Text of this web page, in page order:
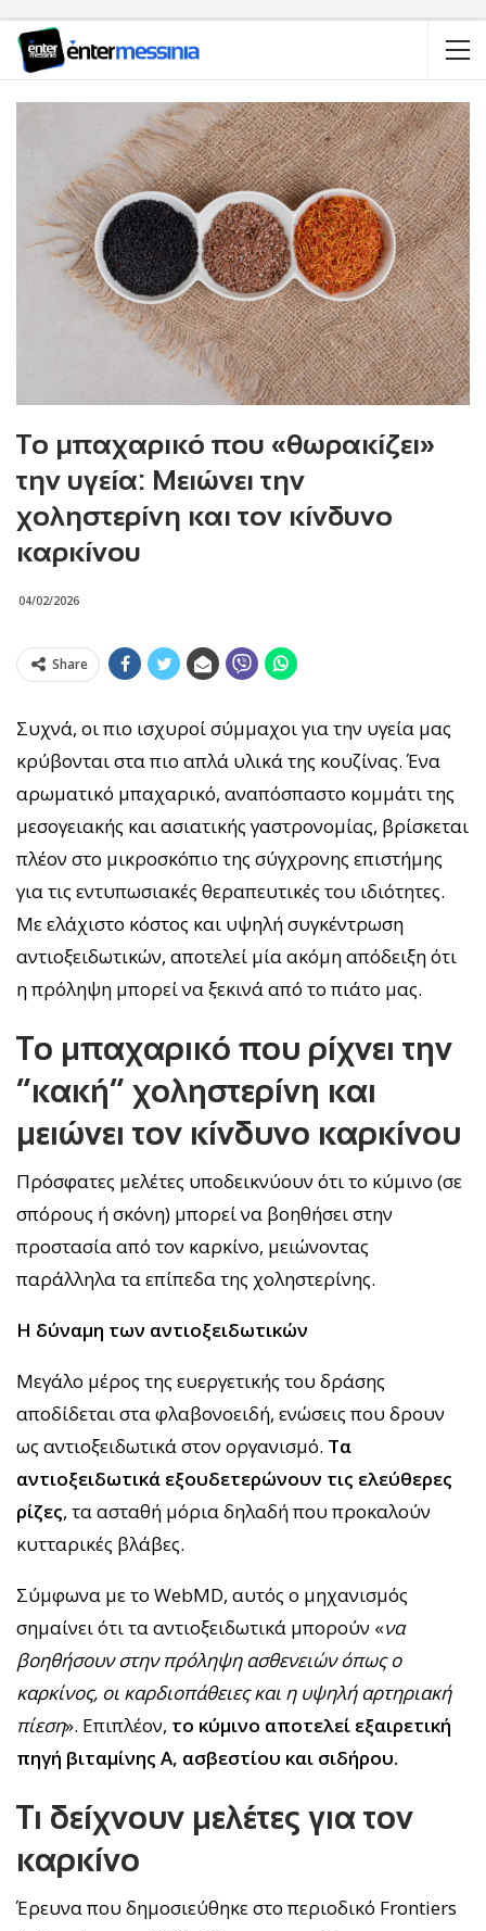
Το μπαχαρικό που «θωρακίζει»
την υγεία: Μειώνει την
χοληστερίνη και τον κίνδυνο
καρκίνου
04/02/2026
Share
Συχνά, οι πιο ισχυροί σύμμαχοι για την υγεία μας
κρύβονται στα πιο απλά υλικά της κουζίνας. Ένα
αρωματικό μπαχαρικό, αναπόσπαστο κομμάτι της
μεσογειακής και ασιατικής γαστρονομίας, βρίσκεται
πλέον στο μικροσκόπιο της σύγχρονης επιστήμης
για τις εντυπωσιακές θεραπευτικές του ιδιότητες.
Με ελάχιστο κόστος και υψηλή συγκέντρωση
αντιοξειδωτικών, αποτελεί μία ακόμη απόδειξη ότι
η πρόληψη μπορεί να ξεκινά από το πιάτο μας.
Το μπαχαρικό που ρίχνει την
“κακή” χοληστερίνη και
μειώνει τον κίνδυνο καρκίνου
Πρόσφατες μελέτες υποδεικνύουν ότι το κύμινο (σε
σπόρους ή σκόνη) μπορεί να βοηθήσει στην
προστασία από τον καρκίνο, μειώνοντας
παράλληλα τα επίπεδα της χοληστερίνης.
Η δύναμη των αντιοξειδωτικών
Μεγάλο μέρος της ευεργετικής του δράσης
αποδίδεται στα φλαβονοειδή, ενώσεις που δρουν
ως αντιοξειδωτικά στον οργανισμό. Τα
αντιοξειδωτικά εξουδετερώνουν τις ελεύθερες
ρίζες, τα ασταθή μόρια δηλαδή που προκαλούν
κυτταρικές βλάβες.
Σύμφωνα με το WebMD, αυτός ο μηχανισμός
σημαίνει ότι τα αντιοξειδωτικά μπορούν «να
βοηθήσουν στην πρόληψη ασθενειών όπως ο
καρκίνος, οι καρδιοπάθειες και η υψηλή αρτηριακή
πίεση». Επιπλέον, το κύμινο αποτελεί εξαιρετική
πηγή βιταμίνης Α, ασβεστίου και σιδήρου.
Τι δείχνουν μελέτες για τον
καρκίνο
Έρευνα που δημοσιεύθηκε στο περιοδικό Frontiers